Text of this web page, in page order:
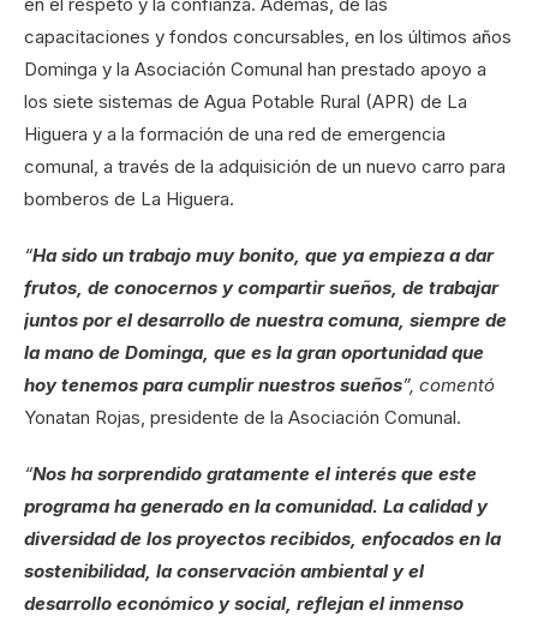
capacitaciones y fondos concursables, en los últimos años
Dominga y la Asociación Comunal han prestado apoyo a
los siete sistemas de Agua Potable Rural (APR) de La
Higuera y a la formación de una red de emergencia
comunal, a través de la adquisición de un nuevo carro para
bomberos de La Higuera.
“Ha sido un trabajo muy bonito, que ya empieza a dar
frutos, de conocernos y compartir sueños, de trabajar
juntos por el desarrollo de nuestra comuna, siempre de
la mano de Dominga, que es la gran oportunidad que
hoy tenemos para cumplir nuestros sueños”, comentó
Yonatan Rojas, presidente de la Asociación Comunal.
“Nos ha sorprendido gratamente el interés que este
programa ha generado en la comunidad. La calidad y
diversidad de los proyectos recibidos, enfocados en la
sostenibilidad, la conservación ambiental y el
desarrollo económico y social, reflejan el inmenso